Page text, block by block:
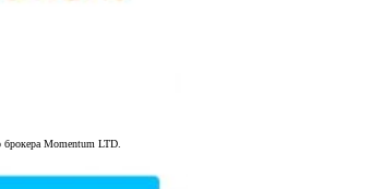
брокера Momentum LTD.